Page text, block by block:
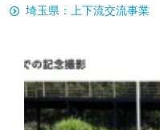
埼玉県：上下流交流事業